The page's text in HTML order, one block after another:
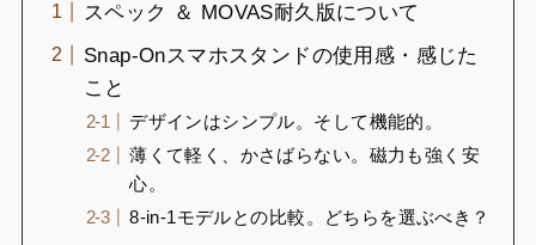
スペック ＆ MOVAS耐久版について
Snap-Onスマホスタンドの使用感・感じた
こと
デザインはシンプル。そして機能的。
薄くて軽く、かさばらない。磁力も強く安
心。
8-in-1モデルとの比較。どちらを選ぶべき？